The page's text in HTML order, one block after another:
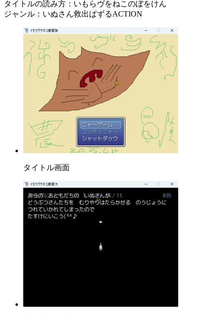
タイトルの読み方：いもらヴをねこのぼをけん
ジャンル：いぬさん救出ぱずるACTION
タイトル画面